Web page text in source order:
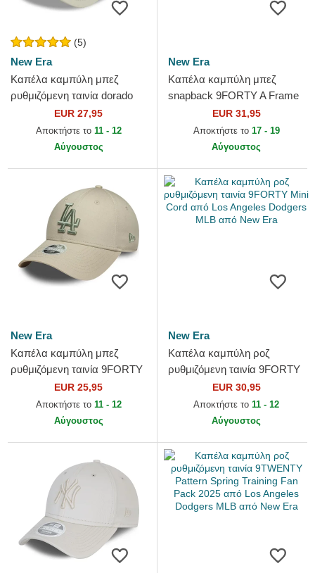
(5)
New Era
Καπέλα καμπύλη μπεζ
ρυθμιζόμενη ταινία dorado
9FORTY Metallic από New
York Yankees MLB από New
EUR 27,95
Αποκτήστε το 11 - 12
Αύγουστος
New Era
Καπέλα καμπύλη μπεζ
snapback 9FORTY A Frame
Floral από Los Angeles
Dodgers MLB από New Era
EUR 31,95
Αποκτήστε το 17 - 19
Αύγουστος
New Era
Καπέλα καμπύλη μπεζ
ρυθμιζόμενη ταινία 9FORTY
League Essential από Los
Angeles Dodgers MLB από...
EUR 25,95
Αποκτήστε το 11 - 12
Αύγουστος
New Era
Καπέλα καμπύλη ροζ
ρυθμιζόμενη ταινία 9FORTY
Mini Cord από Los Angeles
Dodgers MLB από New Era
EUR 30,95
Αποκτήστε το 11 - 12
Αύγουστος